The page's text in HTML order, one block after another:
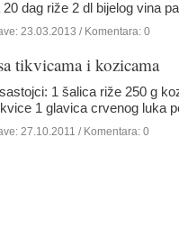
20 dag riže 2 dl bijelog vina
23.03.2013 / Komentara: 0
tikvicama i kozicama
1 šalica riže 250 g
1 glavica crvenog luka
27.10.2011 / Komentara: 0